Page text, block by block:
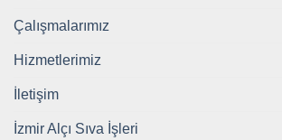
Çalışmalarımız
Hizmetlerimiz
İletişim
İzmir Alçı Sıva İşleri